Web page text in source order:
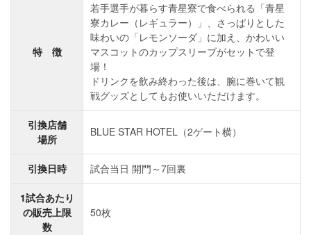
特 徴
若手選手が暮らす青星寮で食べられる「青星
寮カレー（レギュラー）」、さっぱりとした
味わいの「レモンソーダ」に加え、かわいい
マスコットのカップスリーブがセットで登
場！
ドリンクを飲み終わった後は、腕に巻いて観
戦グッズとしてもお使いいただけます。
引換店舗
場所
BLUE STAR HOTEL（2ゲート横）
引換日時 試合当日 開門～7回裏
1試合あたり
の販売上限
数
50枚